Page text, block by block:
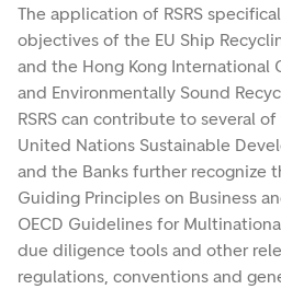
The application of RSRS
objectives of the EU Ship
and the Hong Kong International
and Environmentally Sound
RSRS can contribute to several
United Nations Sustainable
and the Banks further recognize
Guiding Principles on Business
OECD Guidelines for
due diligence tools and other
regulations, conventions and